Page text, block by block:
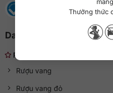
Thưởng thức
Danh mục rượu ngoại
Rượu nhẹ
Rượu vang
Rượu vang đỏ